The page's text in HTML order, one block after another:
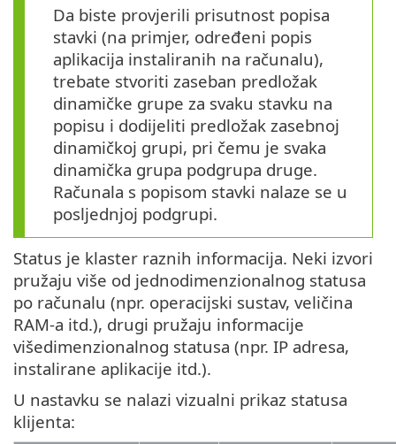
Da biste provjerili prisutnost popisa
stavki (na primjer, određeni popis
aplikacija instaliranih na računalu),
trebate stvoriti zaseban predložak
dinamičke grupe za svaku stavku na
popisu i dodijeliti predložak zasebnoj
dinamičkoj grupi, pri čemu je svaka
dinamička grupa podgrupa druge.
Računala s popisom stavki nalaze se u
posljednjoj podgrupi.
Status je klaster raznih informacija. Neki izvori
pružaju više od jednodimenzionalnog statusa
po računalu (npr. operacijski sustav, veličina
RAM-a itd.), drugi pružaju informacije
višedimenzionalnog statusa (npr. IP adresa,
instalirane aplikacije itd.).
U nastavku se nalazi vizualni prikaz statusa
klijenta: